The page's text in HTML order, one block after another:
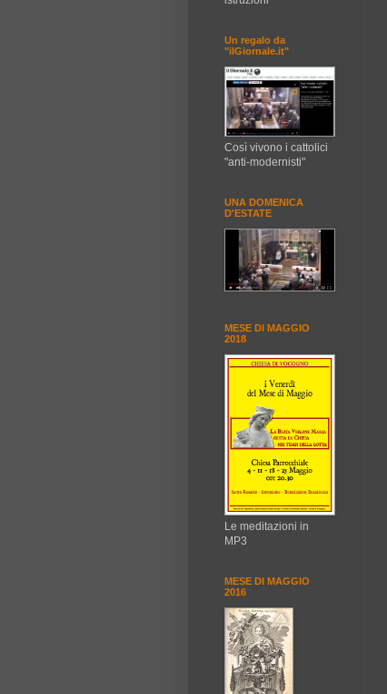
Un regalo da
"ilGiornale.it"
Così vivono i cattolici
"anti-modernisti"
UNA DOMENICA
D'ESTATE
MESE DI MAGGIO
2018
Le meditazioni in
MP3
MESE DI MAGGIO
2016